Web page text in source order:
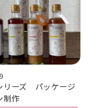
リーズ パッケージ
制作